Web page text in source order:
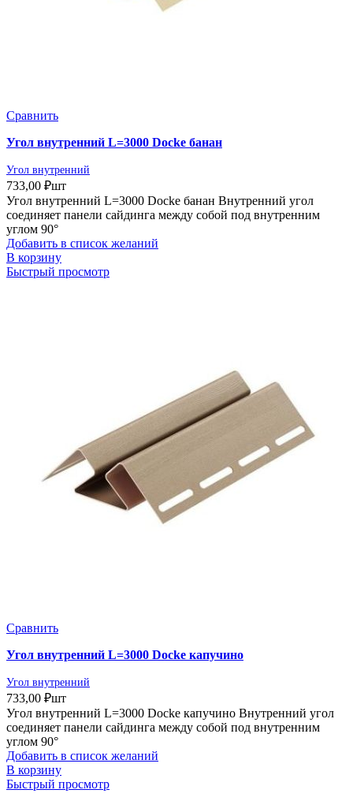
Сравнить
Угол внутренний L=3000 Docke банан
Угол внутренний
733,00 ₽шт
Угол внутренний L=3000 Docke банан Внутренний угол
соединяет панели сайдинга между собой под внутренним
углом 90°
Добавить в список желаний
В корзину
Быстрый просмотр
Сравнить
Угол внутренний L=3000 Docke капучино
Угол внутренний
733,00 ₽шт
Угол внутренний L=3000 Docke капучино Внутренний угол
соединяет панели сайдинга между собой под внутренним
углом 90°
Добавить в список желаний
В корзину
Быстрый просмотр